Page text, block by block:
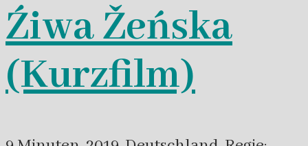
Źiwa Žeńska
(Kurzfilm)